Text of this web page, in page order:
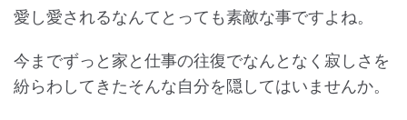
愛し愛されるなんてとっても素敵な事ですよね。
今までずっと家と仕事の往復でなんとなく寂しさを
紛らわしてきたそんな自分を隠してはいませんか。